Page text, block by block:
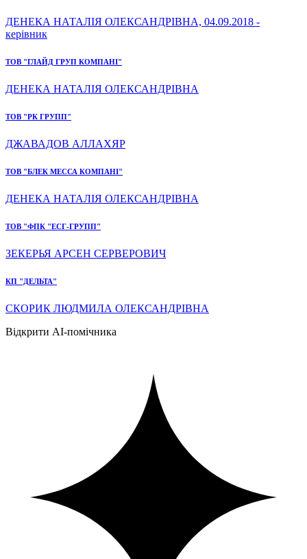
ДЕНЕКА НАТАЛІЯ ОЛЕКСАНДРІВНА, 04.09.2018 -
керівник
ТОВ "ГЛАЙД ГРУП КОМПАНІ"
ДЕНЕКА НАТАЛІЯ ОЛЕКСАНДРІВНА
ТОВ "РК ГРУПП"
ДЖАВАДОВ АЛЛАХЯР
ТОВ "БЛЕК МЕССА КОМПАНІ"
ДЕНЕКА НАТАЛІЯ ОЛЕКСАНДРІВНА
ТОВ "ФПК "ЕСГ-ГРУПП"
ЗЕКЕРЬЯ АРСЕН СЕРВЕРОВИЧ
КП "ДЕЛЬТА"
СКОРИК ЛЮДМИЛА ОЛЕКСАНДРІВНА
Відкрити AI-помічника